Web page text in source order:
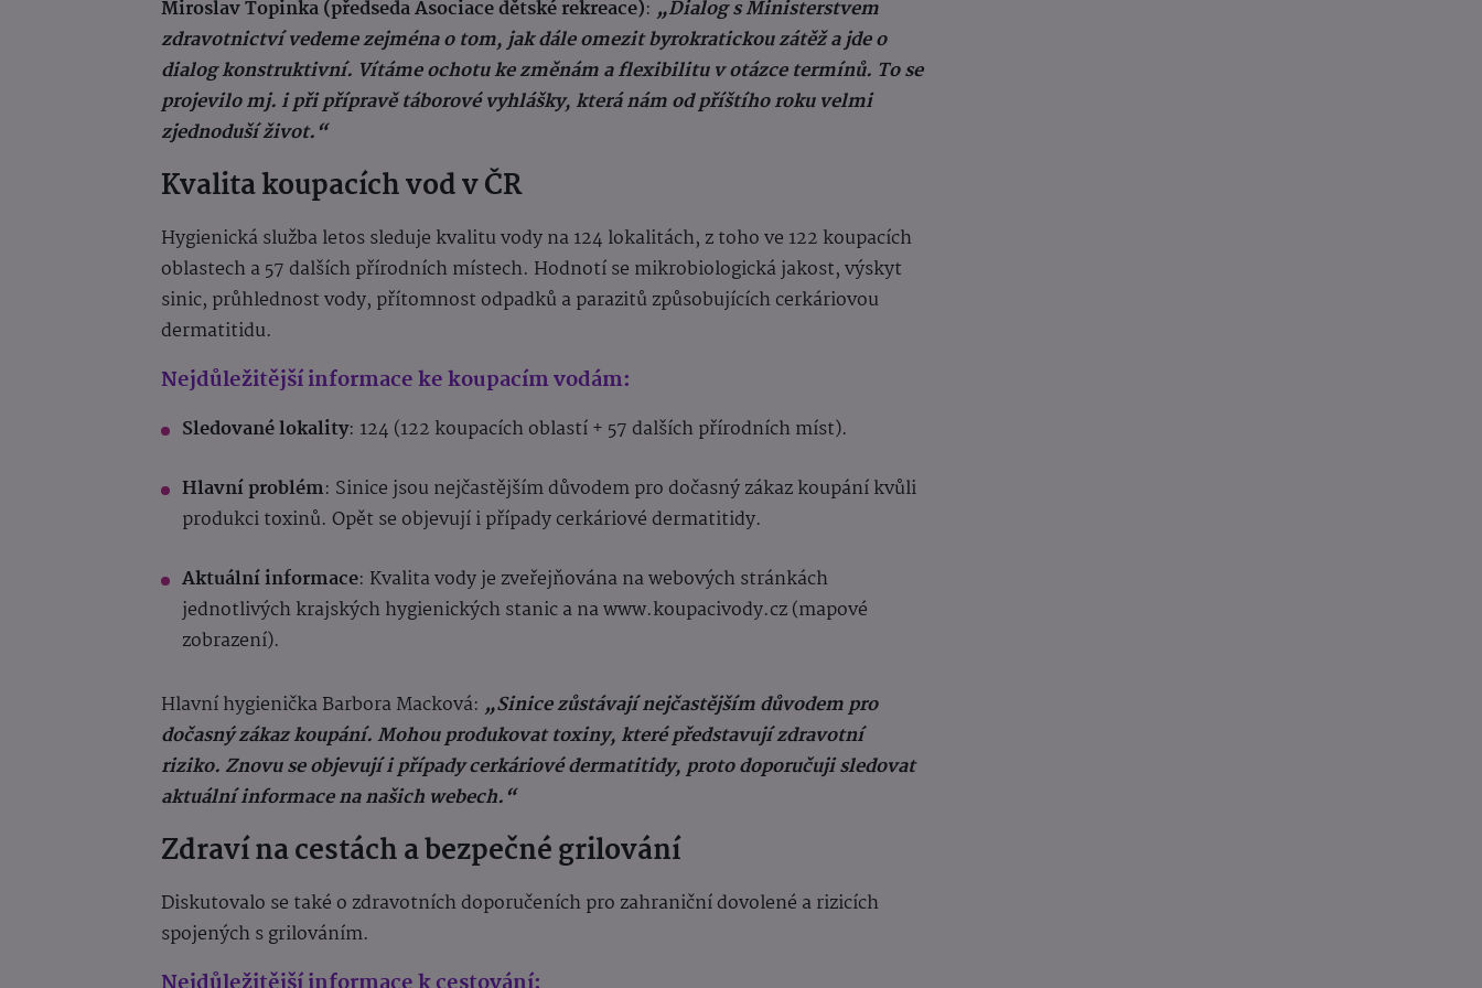
Miroslav Topinka (předseda Asociace dětské rekreace): „Dialog s Ministerstvem
zdravotnictví vedeme zejména o tom, jak dále omezit byrokratickou zátěž a jde o
dialog konstruktivní. Vítáme ochotu ke změnám a flexibilitu v otázce termínů. To se
projevilo mj. i při přípravě táborové vyhlášky, která nám od příštího roku velmi
zjednoduší život.“
Kvalita koupacích vod v ČR
Hygienická služba letos sleduje kvalitu vody na 124 lokalitách, z toho ve 122 koupacích
oblastech a 57 dalších přírodních místech. Hodnotí se mikrobiologická jakost, výskyt
sinic, průhlednost vody, přítomnost odpadků a parazitů způsobujících cerkáriovou
dermatitidu.
Nejdůležitější informace ke koupacím vodám:
Sledované lokality: 124 (122 koupacích oblastí + 57 dalších přírodních míst).
Hlavní problém: Sinice jsou nejčastějším důvodem pro dočasný zákaz koupání kvůli
produkci toxinů. Opět se objevují i případy cerkáriové dermatitidy.
Aktuální informace: Kvalita vody je zveřejňována na webových stránkách
jednotlivých krajských hygienických stanic a na www.koupacivody.cz (mapové
zobrazení).
Hlavní hygienička Barbora Macková: „Sinice zůstávají nejčastějším důvodem pro
dočasný zákaz koupání. Mohou produkovat toxiny, které představují zdravotní
riziko. Znovu se objevují i případy cerkáriové dermatitidy, proto doporučuji sledovat
aktuální informace na našich webech.“
Zdraví na cestách a bezpečné grilování
Diskutovalo se také o zdravotních doporučeních pro zahraniční dovolené a rizicích
spojených s grilováním.